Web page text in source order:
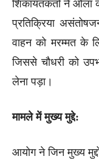
शिकायतकर्ता ने ओला
प्रतिक्रिया
वाहन को मरम्मत के
जिससे चौधरी को
लेना पड़ा।
मामले में मुख्य मुद्दे:
आयोग ने जिन मुख्य